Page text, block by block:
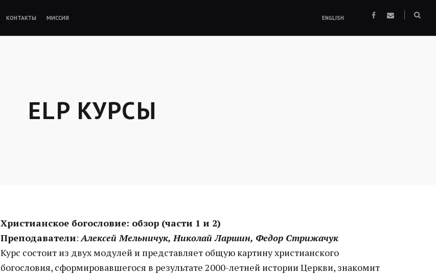
КОНТАКТЫ МИССИЯ ENGLISH facebook
email
ELP КУРСЫ
Христианское богословие: обзор (части 1 и 2)
Преподаватели:Алексей Мельничук, Николай Ларшин, Федор Стрижачук
Курс состоит из двух модулей и представляет общую картину христианского
богословия, сформировавшегося в результате 2000-летней истории Церкви, знакомит